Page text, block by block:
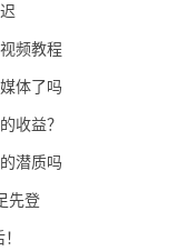
频教程
体了吗
收益？
潜质吗
先登